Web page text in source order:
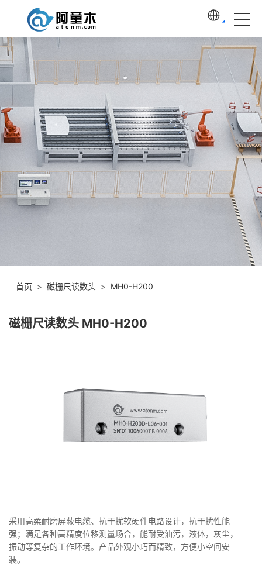
首页 > 磁栅尺读数头 > MH0-H200
磁栅尺读数头 MH0-H200
采用高柔耐磨屏蔽电缆、抗干扰软硬件电路设计，抗干扰性能
强；满足各种高精度位移测量场合，能耐受油污，液体，灰尘，
振动等复杂的工作环境。产品外观小巧而精致，方便小空间安
装。